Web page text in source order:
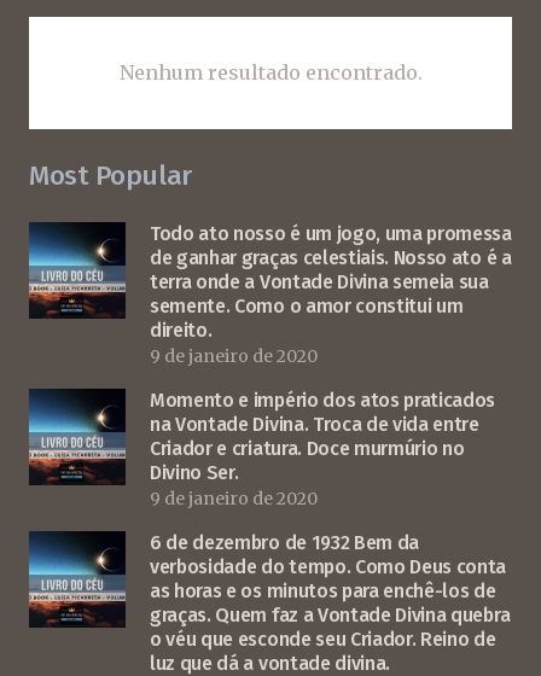
Nenhum resultado encontrado.
Most Popular
Todo ato nosso é um jogo, uma promessa
de ganhar graças celestiais. Nosso ato é a
terra onde a Vontade Divina semeia sua
semente. Como o amor constitui um
direito.
9 de janeiro de 2020
Momento e império dos atos praticados
na Vontade Divina. Troca de vida entre
Criador e criatura. Doce murmúrio no
Divino Ser.
9 de janeiro de 2020
6 de dezembro de 1932 Bem da
verbosidade do tempo. Como Deus conta
as horas e os minutos para enchê-los de
graças. Quem faz a Vontade Divina quebra
o véu que esconde seu Criador. Reino de
luz que dá a vontade divina.